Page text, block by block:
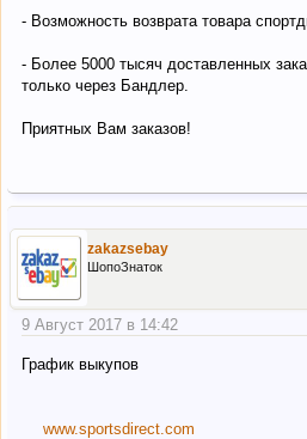
- Возможность возврата товара
- Более 5000 тысяч доставленных
только через Бандлер.
Приятных Вам заказов!
zakazsebay
ШопоЗнаток
9 Август 2017 в 14:42
График выкупов
www.sportsdirect.com